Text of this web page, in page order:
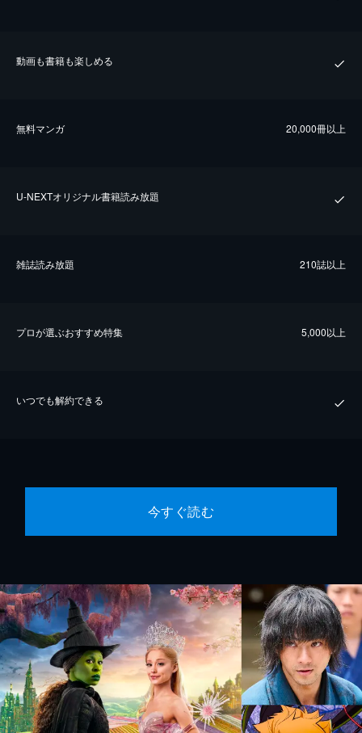
動画も書籍も楽しめる
無料マンガ 20,000冊以上
U-NEXTオリジナル書籍読み放題
雑誌読み放題 210誌以上
プロが選ぶおすすめ特集 5,000以上
いつでも解約できる
今すぐ読む